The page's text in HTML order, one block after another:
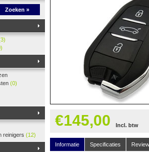
Zoeken »
(0)
reinigers (12)
€145,00 Incl. btw
Informatie Specificaties